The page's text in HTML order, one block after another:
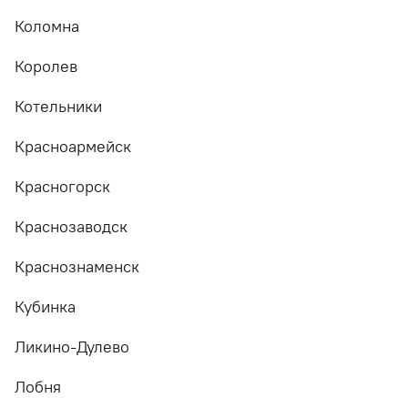
Коломна
Королев
Котельники
Красноармейск
Красногорск
Краснозаводск
Краснознаменск
Кубинка
Ликино-Дулево
Лобня